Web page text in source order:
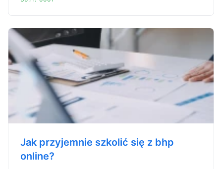
Jak przyjemnie szkolić się z bhp
online?